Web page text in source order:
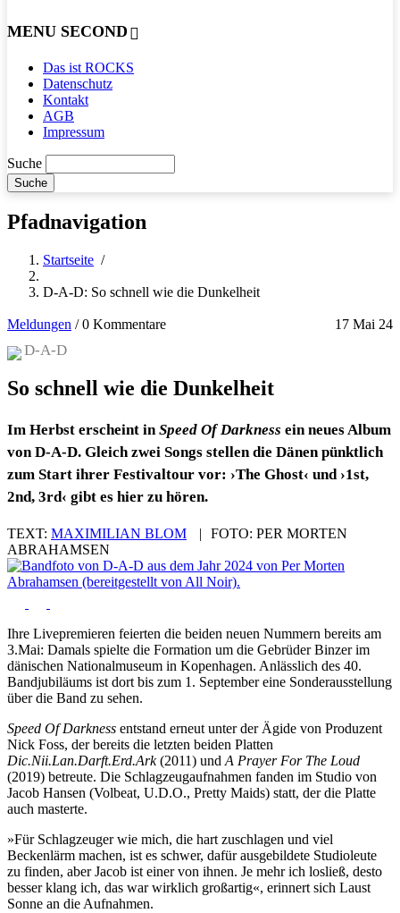
MENU SECOND
Das ist ROCKS
Datenschutz
Kontakt
AGB
Impressum
Suche
Pfadnavigation
Startseite /
D-A-D: So schnell wie die Dunkelheit
Meldungen 17 Mai 24
/0 Kommentare
D-A-D
So schnell wie die Dunkelheit
Im Herbst erscheint inSpeed Of Darkness ein neues Album
von D-A-D. Gleich zwei Songs stellen die Dänen pünktlich
zum Start ihrer Festivaltour vor: ›The Ghost‹ und ›1st,
2nd, 3rd‹ gibt es hier zu hören.
TEXT: MAXIMILIAN BLOM | FOTO: PER MORTEN
ABRAHAMSEN
Ihre Livepremieren feierten die beiden neuen Nummern bereits am
3.Mai: Damals spielte die Formation um die Gebrüder Binzer im
dänischen Nationalmuseum in Kopenhagen. Anlässlich des 40.
Bandjubiläums ist dort bis zum 1. September eine Sonderausstellung
über die Band zu sehen.
Speed Of Darkness entstand erneut unter der Ägide von Produzent
Nick Foss, der bereits die letzten beiden Platten
Dic.Nii.Lan.Darft.Erd.Ark(2011) und A Prayer For The Loud
(2019) betreute. Die Schlagzeugaufnahmen fanden im Studio von
Jacob Hansen (Volbeat, U.D.O., Pretty Maids) statt, der die Platte
auch masterte.
»Für Schlagzeuger wie mich, die hart zuschlagen und viel
Beckenlärm machen, ist es schwer, dafür ausgebildete Studioleute
zu finden, aber Jacob ist einer von ihnen. Je mehr ich losließ, desto
besser klang ich, das war wirklich großartig«, erinnert sich Laust
Sonne an die Aufnahmen.